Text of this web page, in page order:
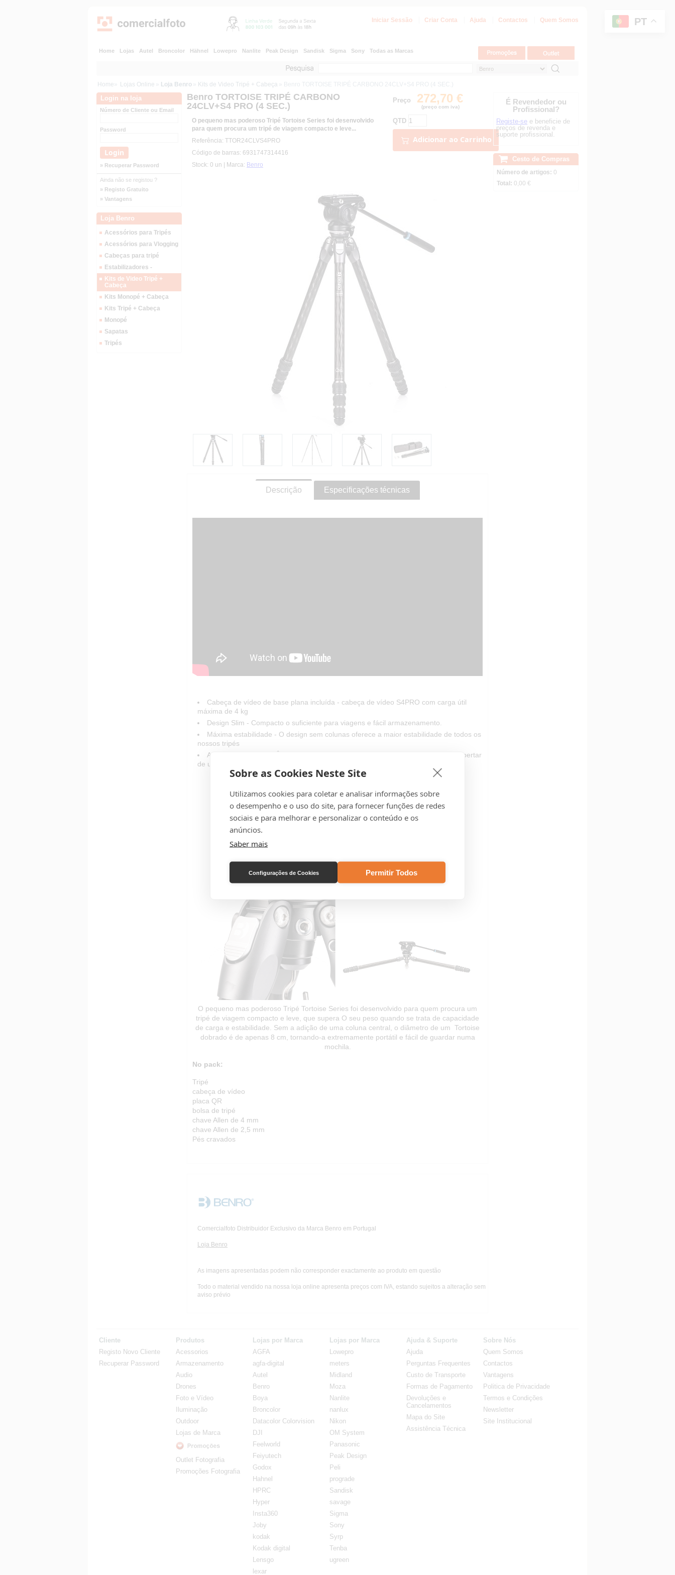
Sobre as Cookies Neste Site
Utilizamos cookies para coletar e analisar informações sobre
o desempenho e o uso do site, para fornecer funções de redes
sociais e para melhorar e personalizar o conteúdo e os
anúncios.
Saber mais
Configurações de Cookies Permitir Todos
PT
Iniciar Sessão Criar Conta Ajuda Contactos Quem Somos
Home Lojas Autel Broncolor Hähnel Lowepro Nanlite Peak Design Sandisk Sigma Sony Todas as Marcas
Home » Lojas Online » Loja Benro » Kits de Video Tripé + Cabeça » Benro TORTOISE TRIPÉ CARBONO 24CLV+S4 PRO (4 SEC.)
Login na loja
Número de Cliente ou Email
Password
» Recuperar Password
Ainda não se registou ?
» Registo Gratuito
» Vantagens
Loja Benro
Acessórios para Tripés
Acessórios para Vlogging
Cabeças para tripé
Estabilizadores -
Kits de Video Tripé +
Cabeça
Kits Monopé + Cabeça
Kits Tripé + Cabeça
Monopé
Sapatas
Tripés
Benro TORTOISE TRIPÉ CARBONO
24CLV+S4 PRO (4 SEC.)
O pequeno mas poderoso Tripé Tortoise Series foi desenvolvido
para quem procura um tripé de viagem compacto e leve...
Referência: TTOR24CLVS4PRO
Código de barras: 6931747314416
Stock: 0 un | Marca: Benro
Preço 272,70 €
(preço com iva)
QTD
Adicionar ao Carrinho
Descrição Especificações técnicas
Cabeça de vídeo de base plana incluída - cabeça de vídeo S4PRO com carga útil
máxima de 4 kg
Design Slim - Compacto o suficiente para viagens e fácil armazenamento.
Máxima estabilidade - O design sem colunas oferece a maior estabilidade de todos os
nossos tripés
Ajuste Automático do Ângulo das Pernas - Altere os ângulos das pernas com o apertar
de um botão
O pequeno mas poderoso Tripé Tortoise Series foi desenvolvido para quem procura um
tripé de viagem compacto e leve, que supera O seu peso quando se trata de capacidade
de carga e estabilidade. Sem a adição de uma coluna central, o diâmetro de um Tortoise
dobrado é de apenas 8 cm, tornando-a extremamente portátil e fácil de guardar numa
mochila.
No pack:
Tripé
cabeça de vídeo
placa QR
bolsa de tripé
chave Allen de 4 mm
chave Allen de 2,5 mm
Pés cravados
Comercialfoto Distribuidor Exclusivo da Marca Benro em Portugal
Loja Benro
As imagens apresentadas podem não corresponder exactamente ao produto em questão
Todo o material vendido na nossa loja online apresenta preços com IVA, estando sujeitos a alteração sem
aviso prévio
É Revendedor ou
Profissional?
Registe-se e beneficie de
preços de revenda e
suporte profissional.
Cesto de Compras
Número de artigos: 0
Total: 0,00 €
Cliente
Registo Novo Cliente
Recuperar Password
Produtos
Acessorios
Armazenamento
Audio
Drones
Foto e Vídeo
Iluminação
Outdoor
Lojas de Marca
Outlet Fotografia
Promoções Fotografia
Lojas por Marca
AGFA
agfa-digital
Autel
Benro
Boya
Broncolor
Datacolor Colorvision
DJI
Feelworld
Feiyutech
Godox
Hahnel
HPRC
Hyper
Insta360
Joby
kodak
Kodak digital
Lensgo
lexar
Lojas por Marca
Lowepro
meters
Midland
Moza
Nanlite
nanlux
Nikon
OM System
Panasonic
Peak Design
Peli
prograde
Sandisk
savage
Sigma
Sony
Syrp
Tenba
ugreen
Ajuda & Suporte
Ajuda
Perguntas Frequentes
Custo de Transporte
Formas de Pagamento
Devoluções e
Cancelamentos
Mapa do Site
Assistência Técnica
Sobre Nós
Quem Somos
Contactos
Vantagens
Politica de Privacidade
Termos e Condições
Newsletter
Site Institucional